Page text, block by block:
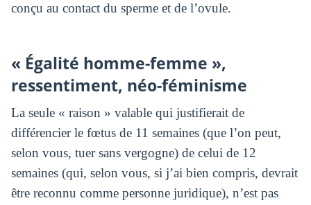
conçu au contact du sperme et de l’ovule.
« Égalité homme-femme »,
ressentiment, néo-féminisme
La seule « raison » valable qui justifierait de
différencier le fœtus de 11 semaines (que l’on peut,
selon vous, tuer sans vergogne) de celui de 12
semaines (qui, selon vous, si j’ai bien compris, devrait
être reconnu comme personne juridique), n’est pas